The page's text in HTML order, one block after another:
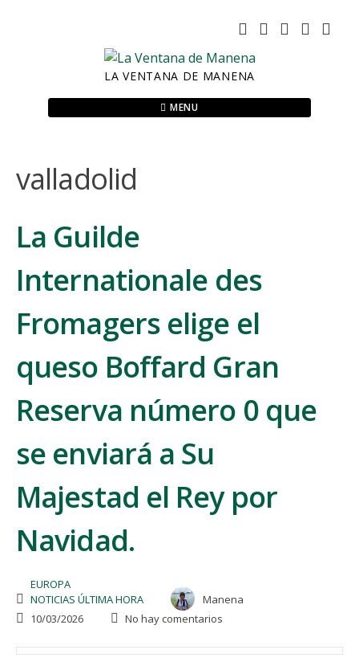
LA VENTANA DE MANENA
MENU
valladolid
La Guilde
Internationale des
Fromagers elige el
queso Boffard Gran
Reserva número 0 que
se enviará a Su
Majestad el Rey por
Navidad.
EUROPA
NOTICIAS ÚLTIMA HORA
Manena
10/03/2026
No hay comentarios